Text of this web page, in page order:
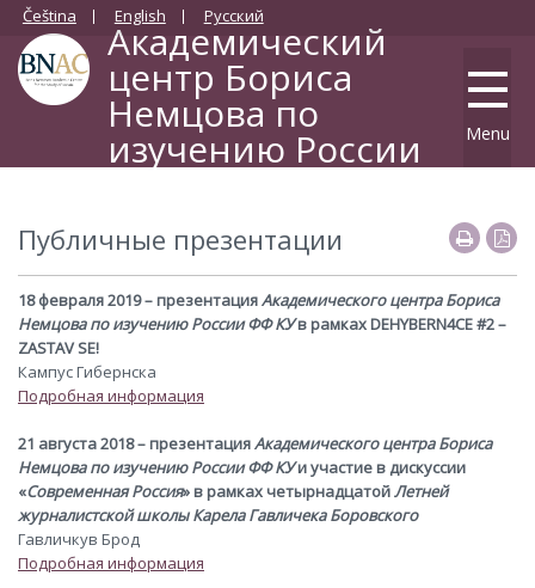
Академический
центр Бориса
Немцова по
изучению России
Публичные презентации
18 февраля 2019 – презентацияАкадемического центра Бориса
Немцова по изучению России ФФ КУв рамках DEHYBERN4CE #2 –
ZASTAV SE!
Кампус Гибернска
Подробная информация
21 августа 2018 – презентацияАкадемического центра Бориса
Немцова по изучению России ФФ КУи участие в дискуссии
«Современная Рoссия» в рамках четырнадцатойЛетней
журналистской школы Карела Гавличека Боровского
Гавличкув Брод
Подробная информация
Menu
Čeština English Русский